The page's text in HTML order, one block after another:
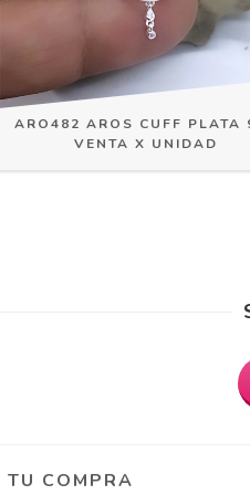
ARO482 AROS CUFF PLATA
VENTA X UNIDAD
COMPRA